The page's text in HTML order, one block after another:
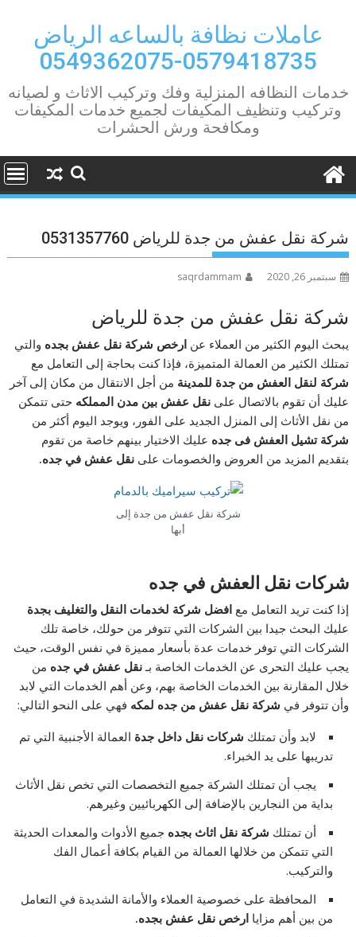
contentعاملات نظافة بالساعه الرياض
0579418735-0549362075
خدمات النظافه المنزلية وفك وتركيب الاثاث و لصيانه
وتركيب وتنظيف المكيفات لجميع خدمات المكيفات
ومكافحة ورش الحشرات
شركة نقل عفش من جدة للرياض 0531357760
سبتمبر 26, 2020 saqrdammam
شركة نقل عفش من جدة للرياض
يبحث اليوم الكثير من العملاء عنارخص شركة نقل عفش بجده والتي
تمتلك الكثير من العمالة المتميزة، فإذا كنت بحاجة إلى التعامل مع
شركة لنقل العفش من جدة للمدينة من أجل الانتقال من مكان إلى آخر
عليك أن تقوم بالاتصال علىنقل عفش بين مدن المملكه حتى تتمكن
من نقل الأثاث إلى المنزل الجديد على الفور، ويوجد اليوم أكثر من
شركة تشيل العفش فى جده عليك الاختيار بينهم خاصة من تقوم
بتقديم المزيد من العروض والخصومات علىنقل عفش في جده.
شركة نقل عفش من جدة إلى
أبها
شركات نقل العفش في جده
إذا كنت تريد التعامل معافضل شركة لخدمات النقل والتغليف بجدة
عليك البحث جيدا بين الشركات التي تتوفر من حولك، خاصة تلك
الشركات التي توفر خدمات عدة بأسعار مميزة في نفس الوقت، حيث
يجب عليك التحرى عن الخدمات الخاصة بـنقل عفش في جده من
خلال المقارنة بين الخدمات الخاصة بهم، وعن أهم الخدمات التي لابد
وأن تتوفر في شركة نقل عفش من جده لمكه فهي على النحو التالي:
لابد وأن تمتلك شركات نقل داخل جدة العمالة الأجنبية التي تم
تدريبها على يد الخبراء.
يجب أن تمتلك الشركة جميع التخصصات التي تخص نقل الأثاث
بداية من النجارين بالإضافة إلى الكهربائيين وغيرهم.
أن تمتلك شركة نقل اثاث بجده جميع الأدوات والمعدات الحديثة
التي تتمكن من خلالها العمالة من القيام بكافة أعمال الفك
والتركيب.
المحافظة على خصوصية العملاء والأمانة الشديدة في التعامل
من بين أهم مزاياارخص نقل عفش بجده.